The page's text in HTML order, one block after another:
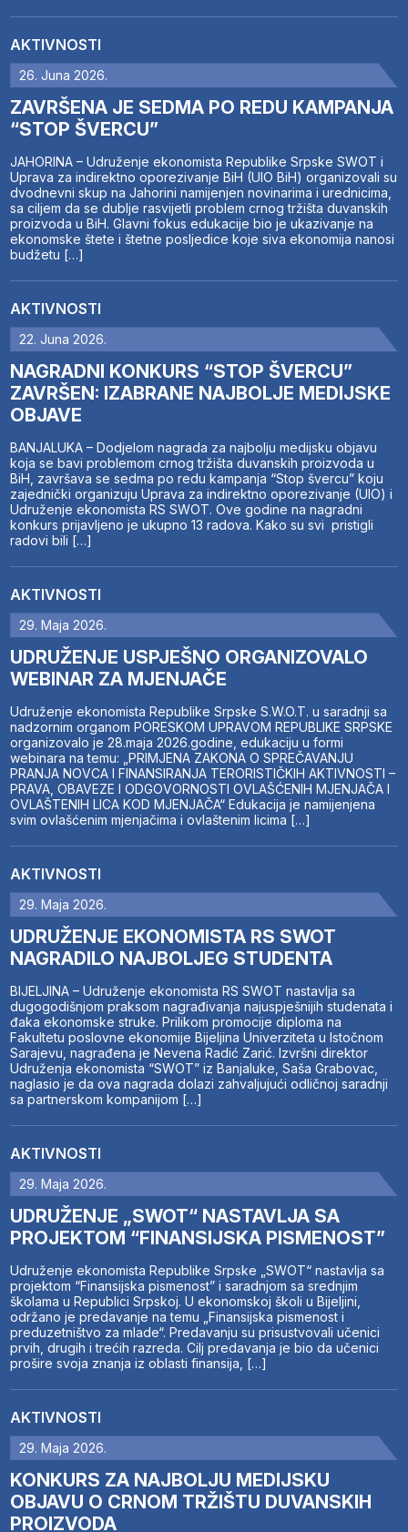
AKTIVNOSTI
26. Juna 2026.
ZAVRŠENA JE SEDMA PO REDU KAMPANJA
“STOP ŠVERCU”
JAHORINA – Udruženje ekonomista Republike Srpske SWOT i
Uprava za indirektno oporezivanje BiH (UIO BiH) organizovali su
dvodnevni skup na Jahorini namijenjen novinarima i urednicima,
sa ciljem da se dublje rasvijetli problem crnog tržišta duvanskih
proizvoda u BiH. Glavni fokus edukacije bio je ukazivanje na
ekonomske štete i štetne posljedice koje siva ekonomija nanosi
budžetu […]
AKTIVNOSTI
22. Juna 2026.
NAGRADNI KONKURS “STOP ŠVERCU”
ZAVRŠEN: IZABRANE NAJBOLJE MEDIJSKE
OBJAVE
BANJALUKA – Dodjelom nagrada za najbolju medijsku objavu
koja se bavi problemom crnog tržišta duvanskih proizvoda u
BiH, završava se sedma po redu kampanja “Stop švercu” koju
zajednički organizuju Uprava za indirektno oporezivanje (UIO) i
Udruženje ekonomista RS SWOT. Ove godine na nagradni
konkurs prijavljeno je ukupno 13 radova. Kako su svi pristigli
radovi bili […]
AKTIVNOSTI
29. Maja 2026.
UDRUŽENJE USPJEŠNO ORGANIZOVALO
WEBINAR ZA MJENJAČE
Udruženje ekonomista Republike Srpske S.W.O.T. u saradnji sa
nadzornim organom PORESKOM UPRAVOM REPUBLIKE SRPSKE
organizovalo je 28.maja 2026.godine, edukaciju u formi
webinara na temu: „PRIMJENA ZAKONA O SPREČAVANJU
PRANJA NOVCA I FINANSIRANJA TERORISTIČKIH AKTIVNOSTI –
PRAVA, OBAVEZE I ODGOVORNOSTI OVLAŠĆENIH MJENJAČA I
OVLAŠTENIH LICA KOD MJENJAČA“ Edukacija je namijenjena
svim ovlašćenim mjenjačima i ovlaštenim licima […]
AKTIVNOSTI
29. Maja 2026.
UDRUŽENJE EKONOMISTA RS SWOT
NAGRADILO NAJBOLJEG STUDENTA
BIJELJINA – Udruženje ekonomista RS SWOT nastavlja sa
dugogodišnjom praksom nagrađivanja najuspješnijih studenata i
đaka ekonomske struke. Prilikom promocije diploma na
Fakultetu poslovne ekonomije Bijeljina Univerziteta u Istočnom
Sarajevu, nagrađena je Nevena Radić Zarić. Izvršni direktor
Udruženja ekonomista “SWOT” iz Banjaluke, Saša Grabovac,
naglasio je da ova nagrada dolazi zahvaljujući odličnoj saradnji
sa partnerskom kompanijom […]
AKTIVNOSTI
29. Maja 2026.
UDRUŽENJE „SWOT“ NASTAVLJA SA
PROJEKTOM “FINANSIJSKA PISMENOST”
Udruženje ekonomista Republike Srpske „SWOT“ nastavlja sa
projektom “Finansijska pismenost” i saradnjom sa srednjim
školama u Republici Srpskoj. U ekonomskoj školi u Bijeljini,
održano je predavanje na temu „Finansijska pismenost i
preduzetništvo za mlade“. Predavanju su prisustvovali učenici
prvih, drugih i trećih razreda. Cilj predavanja je bio da učenici
prošire svoja znanja iz oblasti finansija, […]
AKTIVNOSTI
29. Maja 2026.
KONKURS ZA NAJBOLJU MEDIJSKU
OBJAVU O CRNOM TRŽIŠTU DUVANSKIH
PROIZVODA